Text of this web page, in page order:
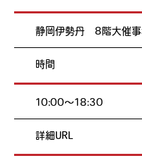
静岡伊勢丹 8階大催
時間
10:00～18:30
詳細URL